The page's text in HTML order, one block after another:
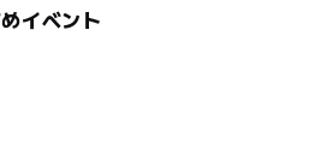
イベント